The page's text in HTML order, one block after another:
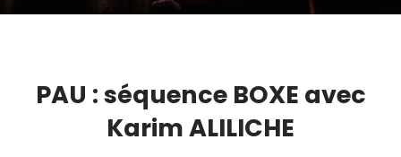
PAU : séquence BOXE avec
Karim ALILICHE